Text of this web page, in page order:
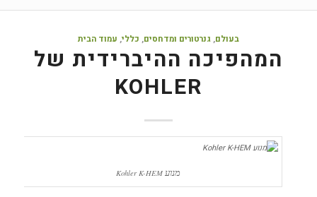
בעולם, גנרטורים ומדחסים, כללי, עמוד הבית
המהפיכה ההיברידית של
KOHLER
מנועKohler K-HEM